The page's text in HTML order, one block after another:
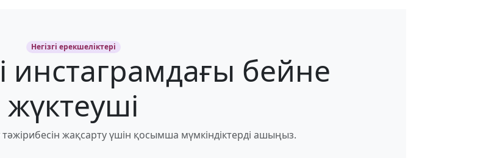
Негізгі ерекшеліктері
инстаграмдағы бейне
жүктеуші
жақсарту үшін қосымша мүмкіндіктерді ашыңыз.